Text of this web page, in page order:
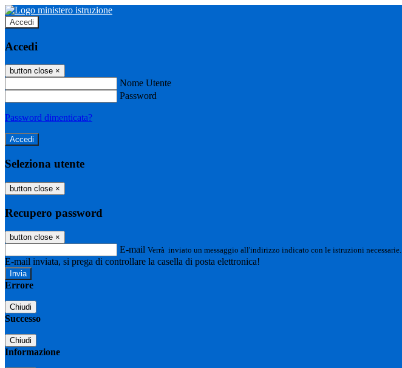
Accedi
Accedi
button close ×
Nome Utente
Password
Password dimenticata?
Seleziona utente
button close ×
Recupero password
button close ×
E-mail Verrà inviato un messaggio all'indirizzo indicato con le istruzioni necessarie.
E-mail inviata, si prega di controllare la casella di posta elettronica!
Errore
Chiudi
Successo
Chiudi
Informazione